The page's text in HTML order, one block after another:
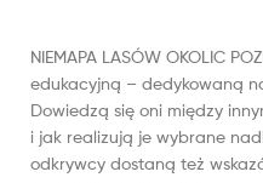
NIEMAPA LASÓW OKOLIC
edukacyjną – dedykowaną
Dowiedzą się oni między
i jak realizują je wybrane
odkrywcy dostaną też